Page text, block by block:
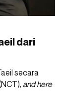
dari
secara
and here